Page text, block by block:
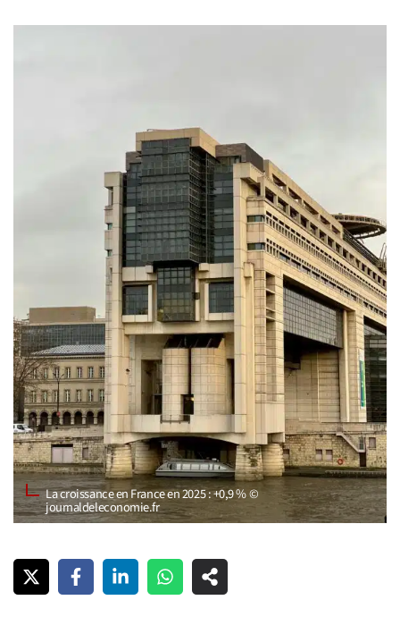
La croissance en France en 2025 : +0,9 % ©
journaldeleconomie.fr